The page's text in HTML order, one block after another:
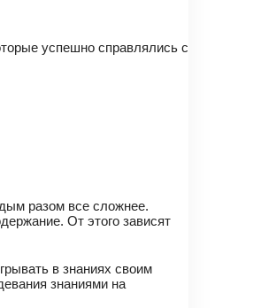
успешно справлялись с
разом все сложнее.
От этого зависят
в знаниях своим
знаниями на